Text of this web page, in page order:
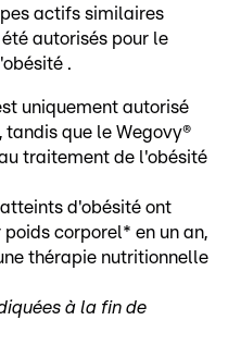
actifs similaires
autorisés pour le
.
uniquement autorisé
que le Wegovy®
traitement de l'obésité
d'obésité ont
poids corporel* en un an,
thérapie nutritionnelle
à la fin de